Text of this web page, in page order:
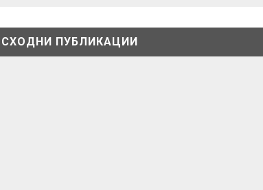
СХОДНИ ПУБЛИКАЦИИ